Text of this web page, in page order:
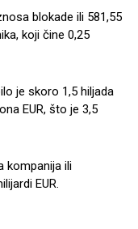
blokade ili 581,55
koji čine 0,25
je skoro 1,5 hiljada
EUR, što je 3,5
kompanija ili
EUR.